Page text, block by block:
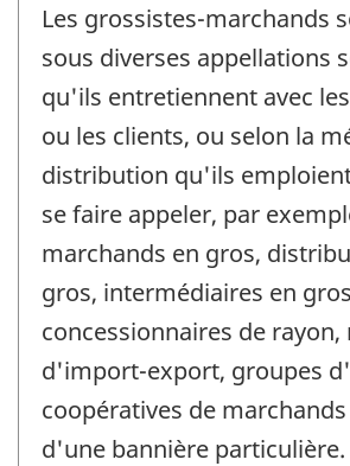
Les grossistes-marchands
sous diverses appellations
qu'ils entretiennent avec
ou les clients, ou selon la
distribution qu'ils
se faire appeler, par
marchands en gros,
gros, intermédiaires en
concessionnaires de rayon,
d'import-export, groupes
coopératives de
d'une bannière particulière.